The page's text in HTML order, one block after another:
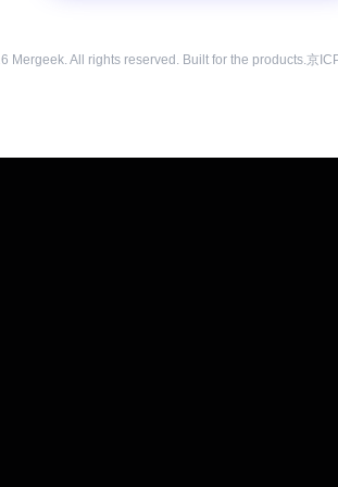
Mergeek. All rights reserved. Built for the products.京